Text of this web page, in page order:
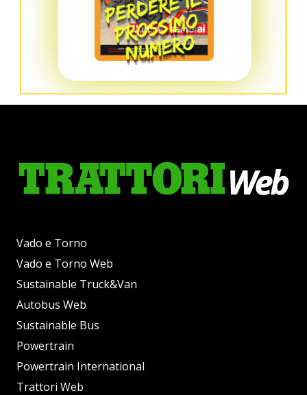
Vado e Torno
Vado e Torno Web
Sustainable Truck&Van
Autobus Web
Sustainable Bus
Powertrain
Powertrain International
Trattori Web